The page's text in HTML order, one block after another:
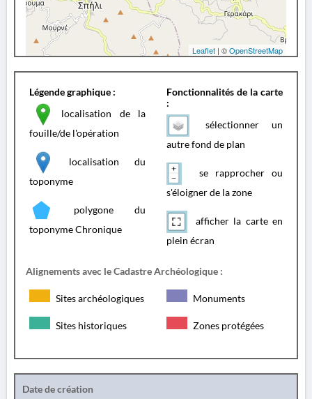
Leaflet | ©OpenStreetMap
Légende graphique :
localisation de la
fouille/de l'opération
localisation du
toponyme
polygone du
toponyme Chronique
Fonctionnalités de la carte
:
sélectionner un
autre fond de plan
se rapprocher ou
s'éloigner de la zone
afficher la carte en
plein écran
Alignements avec le Cadastre Archéologique :
Sites archéologiques Monuments
Sites historiques Zones protégées
Date de création